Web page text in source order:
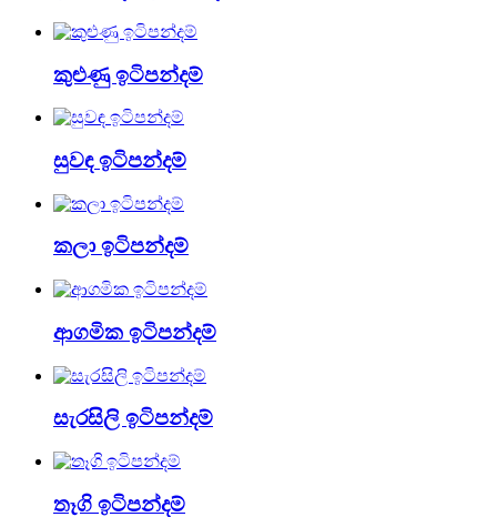
කුළුණු ඉටිපන්දම්
සුවඳ ඉටිපන්දම්
කලා ඉටිපන්දම්
ආගමික ඉටිපන්දම්
සැරසිලි ඉටිපන්දම්
තෑගි ඉටිපන්දම්